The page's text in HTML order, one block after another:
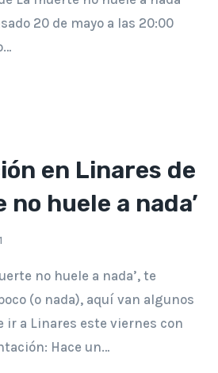
20 de mayo a las 20:00
en Linares de
no huele a nada’
no huele a nada’, te
(o nada), aquí van algunos
ir a Linares este viernes con
Hace un…